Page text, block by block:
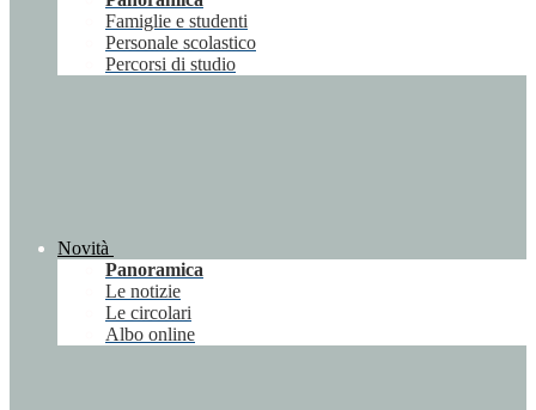
Famiglie e studenti
Personale scolastico
Percorsi di studio
Novità
Panoramica
Le notizie
Le circolari
Albo online